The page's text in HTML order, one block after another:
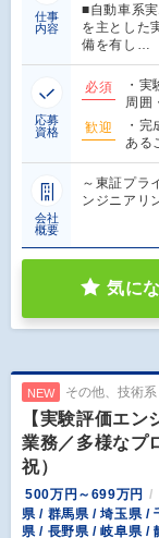
仕事
内容
■自動車系
を主とした
備を有し…
応募
資格
必須
・
周囲
歓迎
・
ある
会社
概要
～東証プラ
ンジニアリ
気に
NEW その他、技術
【実験評価エ
業務／多様なプ
祝）
500万円～699万円
県 / 群馬県 / 埼玉県 /
県 / 長野県 / 岐阜県 /